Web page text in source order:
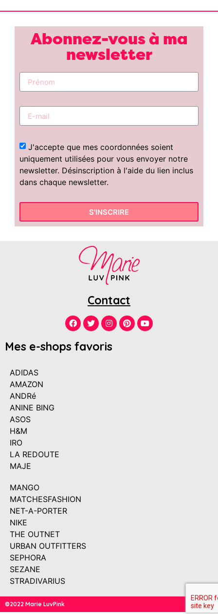
Abonnez-vous à ma
newsletter
J'accepte que mes coordonnées soient
uniquement utilisées pour vous envoyer notre
newsletter. Désinscription à l'aide du lien inclus
dans chaque newsletter.
S'INSCRIRE
Contact
Mes e-shops favoris
ADIDAS
AMAZON
ANDRé
ANINE BING
ASOS
H&M
IRO
LA REDOUTE
MAJE
MANGO
MATCHESFASHION
NET-A-PORTER
NIKE
THE OUTNET
URBAN OUTFITTERS
SEPHORA
SEZANE
STRADIVARIUS
©2022 Marie LuvPink